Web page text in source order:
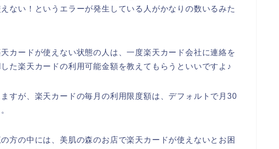
ない！というエラーが発生している人がかなりの数いるみた
カードが使えない状態の人は、一度楽天カード会社に連絡を
た楽天カードの利用可能金額を教えてもらうといいですよ♪
すが、楽天カードの毎月の利用限度額は、デフォルトで月30
方の中には、美肌の森のお店で楽天カードが使えないとお困